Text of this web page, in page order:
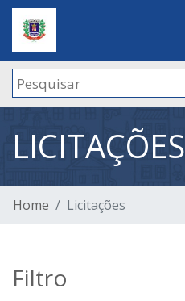
LICITAÇÕES
Home Licitações
Filtro